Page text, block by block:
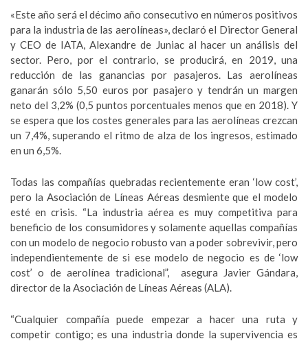
«Este año será el décimo año consecutivo en números positivos
para la industria de las aerolíneas», declaró el Director General
y CEO de IATA, Alexandre de Juniac al hacer un análisis del
sector. Pero, por el contrario, se producirá, en 2019, una
reducción de las ganancias por pasajeros. Las aerolíneas
ganarán sólo 5,50 euros por pasajero y tendrán un margen
neto del 3,2% (0,5 puntos porcentuales menos que en 2018). Y
se espera que los costes generales para las aerolíneas crezcan
un 7,4%, superando el ritmo de alza de los ingresos, estimado
en un 6,5%.
Todas las compañías quebradas recientemente eran ‘low cost’,
pero la Asociación de Líneas Aéreas desmiente que el modelo
esté en crisis. “La industria aérea es muy competitiva para
beneficio de los consumidores y solamente aquellas compañías
con un modelo de negocio robusto van a poder sobrevivir, pero
independientemente de si ese modelo de negocio es de ‘low
cost’ o de aerolínea tradicional”, asegura Javier Gándara,
director de la Asociación de Líneas Aéreas (ALA).
“Cualquier compañía puede empezar a hacer una ruta y
competir contigo; es una industria donde la supervivencia es